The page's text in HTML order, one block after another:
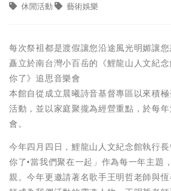
休閒活動 藝術娛樂
每次祭袓都是渡假讓您沿途風光明媚讓
矗立於南台灣小百岳的《鯉龍山人文紀
你了》追思音樂會
本館自從成立晨曦詩音基督專區以來積
活動，並以家庭聚攏為經營重點，於每
會。
今年四月四日，鯉龍山人文紀念館執行
你了•當我們聚在一起」作為每一年主題
親。今年更邀請著名歌手王明哲老師與